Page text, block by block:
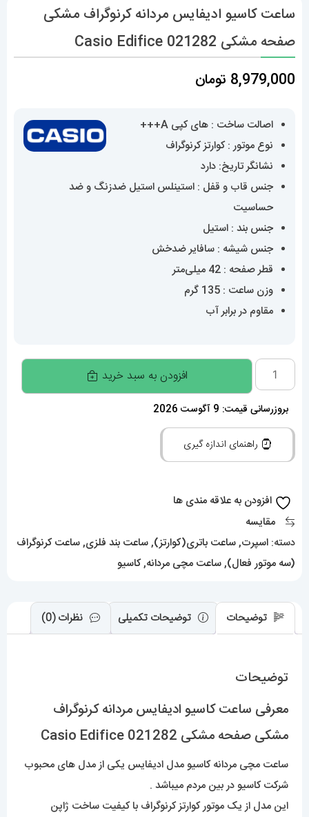
ساعت کاسیو ادیفایس مردانه کرنوگراف مشکی
صفحه مشکی Casio Edifice 021282
8,979,000 تومان
اصالت ساخت : های کپی A+++
نوع موتور : کوارتز کرنوگراف
نشانگر تاریخ: دارد
جنس قاب و قفل : استینلس استیل ضدزنگ و ضد
حساسیت
جنس بند : استیل
جنس شیشه : سافایر ضدخش
قطر صفحه : 42 میلی‌متر
وزن ساعت : 135 گرم
مقاوم در برابر آب
ساعت
کاسیو
ادیفایس
مردانه
کرنوگراف
مشکی
Edifice
021282
افزودن به سبد خرید
بروزرسانی قیمت: 9 آگوست 2026
راهنمای اندازه گیری
افزودن به علاقه مندی ها
مقایسه
دسته: اسپرت,ساعت باتری(کوارتز),ساعت بند فلزی,ساعت کرنوگراف
(سه موتور فعال),ساعت مچی مردانه,کاسیو
توضیحات توضیحات تکمیلی نظرات (0)
توضیحات
معرفی ساعت کاسیو ادیفایس مردانه کرنوگراف
مشکی صفحه مشکی Casio Edifice 021282
ساعت مچی مردانه کاسیو مدل ادیفایس یکی از مدل های محبوب
شرکت کاسیو در بین مردم میباشد .
این مدل از یک موتور کوارتز کرنوگراف با کیفیت ساخت ژاپن